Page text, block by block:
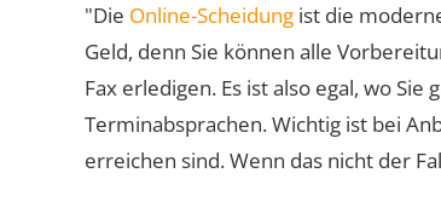
"Die Online-Scheidung ist die
Geld, denn Sie können alle
Fax erledigen. Es ist also egal, wo
Terminabsprachen. Wichtig ist bei
erreichen sind. Wenn das nicht der